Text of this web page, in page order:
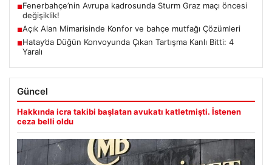
■Fenerbahçe’nin Avrupa kadrosunda Sturm Graz maçı öncesi
değişiklik!
■Açık Alan Mimarisinde Konfor ve bahçe mutfağı Çözümleri
■Hatay’da Düğün Konvoyunda Çıkan Tartışma Kanlı Bitti: 4
Yaralı
Güncel
Hakkında icra takibi başlatan avukatı katletmişti. İstenen
ceza belli oldu